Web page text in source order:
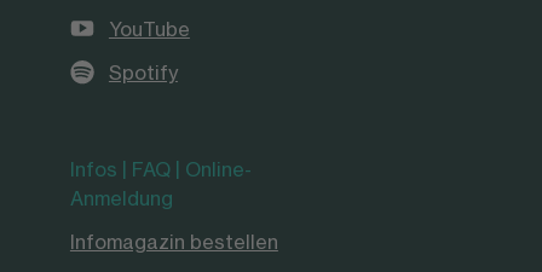
YouTube
Spotify
Infos | FAQ | Online-
Anmeldung
Infomagazin bestellen